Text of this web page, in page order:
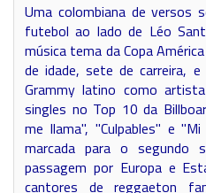
Uma colombiana de versos
futebol ao lado de Léo
música tema da Copa
de idade, sete de carreira, e
Grammy latino como
singles no Top 10 da
me llama", "Culpables" e
marcada para o segundo
passagem por Europa e
cantores de reggaeton